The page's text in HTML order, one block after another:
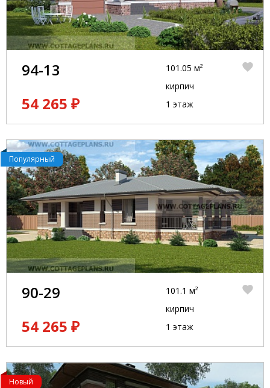
94-13
54 265 ₽
101.05 м²
кирпич
1 этаж
Популярный
90-29
54 265 ₽
101.1 м²
кирпич
1 этаж
Новый